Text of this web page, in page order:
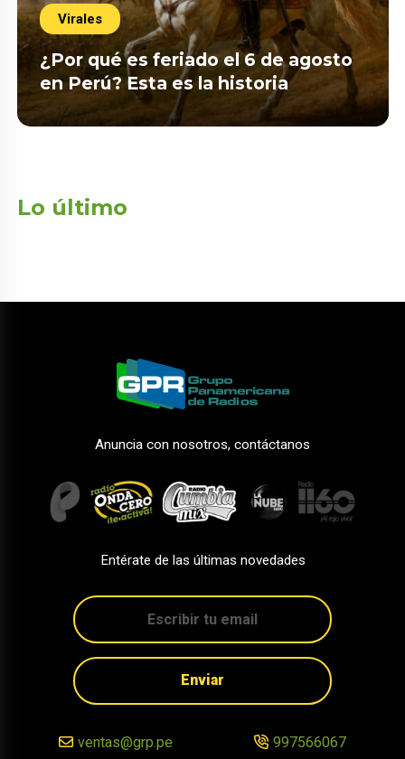
Virales
¿Por qué es feriado el 6 de agosto
en Perú? Esta es la historia
Lo último
Anuncia con nosotros, contáctanos
Entérate de las últimas novedades
Enviar
ventas@grp.pe 997566067